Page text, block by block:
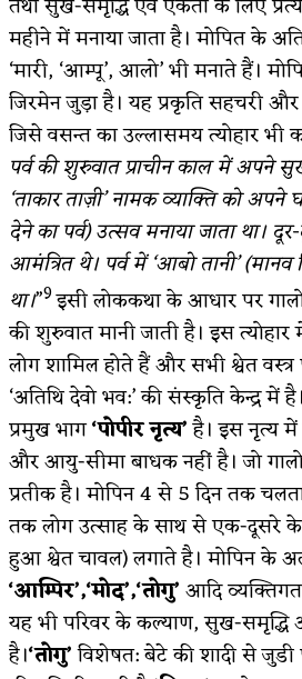
महीने में मनाया जाता है। मोपित के
‘मारी, ‘आम्पू’, आलो’ भी मनाते हैं।
जिरमेन जुड़ा है। यह प्रकृति सहचरी
जिसे वसन्त का उल्लासमय त्योहार भी
पर्व की शुरुवात प्राचीन काल में
‘ताकार ताज़ी’ नामक व्याक्ति को अपने
देने का पर्व) उत्सव मनाया जाता था।
आमंत्रित थे। पर्व में ‘आबो तानी’ (मानव
था।”9इसी लोककथा के आधार पर
की शुरुवात मानी जाती है। इस
लोग शामिल होते हैं और सभी श्वेत
‘अतिथि देवो भव:’ की संस्कृति केन्द्र में
प्रमुख भाग‘पोपीर नृत्य’है। इस नृत्य में
और आयु-सीमा बाधक नहीं है। जो
प्रतीक है। मोपिन 4 से 5 दिन तक
तक लोग उत्साह के साथ से एक-दूसरे के
हुआ श्वेत चावल) लगाते है। मोपिन के
‘आम्पिर’,‘मोद’,‘तोगु’आदि
यह भी परिवर के कल्याण, सुख-समृद्धि
है।‘तोगु’विशेषत: बेटे की शादी से जुडी